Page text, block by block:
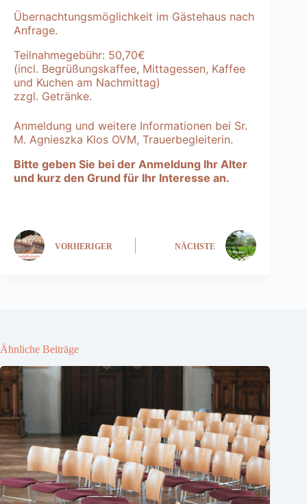
Übernachtungsmöglichkeit im Gästehaus nach
Anfrage.
Teilnahmegebühr: 50,70€
(incl. Begrüßungskaffee, Mittagessen, Kaffee
und Kuchen am Nachmittag)
zzgl. Getränke.
Anmeldung und weitere Informationen bei Sr.
M. Agnieszka Klos OVM, Trauerbegleiterin.
Bitte geben Sie bei der Anmeldung Ihr Alter
und kurz den Grund für Ihr Interesse an.
VORHERIGER NÄCHSTE
Ähnliche Beiträge